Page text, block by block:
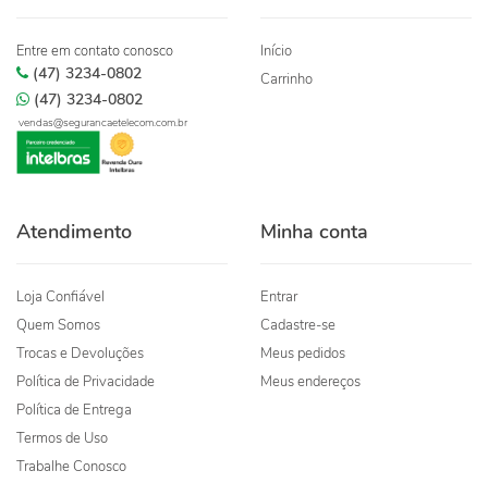
Entre em contato conosco
(47) 3234-0802
(47) 3234-0802
vendas@segurancaetelecom.com.br
Início
Carrinho
Atendimento
Loja Confiável
Quem Somos
Trocas e Devoluções
Política de Privacidade
Política de Entrega
Termos de Uso
Trabalhe Conosco
Minha conta
Entrar
Cadastre-se
Meus pedidos
Meus endereços